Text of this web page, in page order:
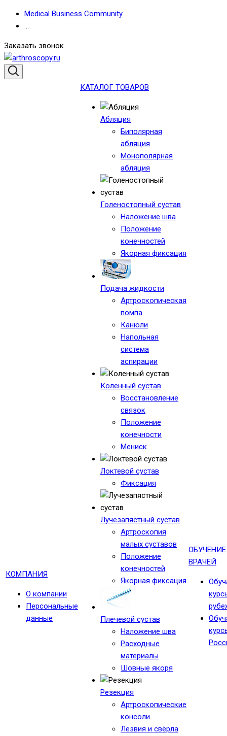
Medical Business Community
...
Заказать звонок
КОМПАНИЯ
О компании
Персональные
данные
КАТАЛОГ ТОВАРОВ
Абляция
Биполярная
абляция
Монополярная
абляция
Голеностопный сустав
Наложение шва
Положение
конечностей
Якорная фиксация
Подача жидкости
Артроскопическая
помпа
Канюли
Напольная
система
аспирации
Коленный сустав
Восстановление
связок
Положение
конечности
Мениск
Локтевой сустав
Фиксация
Лучезапястный сустав
Артроскопия
малых суставов
Положение
конечностей
Якорная фиксация
Плечевой сустав
Наложение шва
Расходные
материалы
Шовные якоря
Резекция
Артроскопические
консоли
Лезвия и свёрла
ОБУЧЕНИЕ
ВРАЧЕЙ